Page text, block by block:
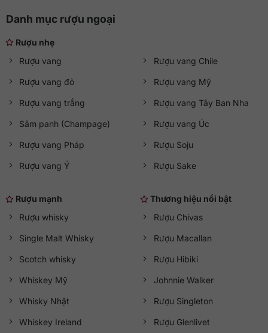
Danh mục rượu ngoại
Rượu nhẹ
Rượu vang
Rượu vang đỏ
Rượu vang trắng
Sâm panh (Champage)
Rượu vang Pháp
Rượu vang Ý
Rượu vang Chile
Rượu vang Mỹ
Rượu vang Tây Ban Nha
Rượu vang Úc
Rượu Soju
Rượu Sake
Rượu mạnh
Rượu whisky
Single Malt Whisky
Scotch whisky
Whiskey Mỹ
Whisky Nhật
Whiskey Ireland
Thương hiệu nổi bật
Rượu Chivas
Rượu Macallan
Rượu Hibiki
Johnnie Walker
Rượu Singleton
Rượu Glenlivet